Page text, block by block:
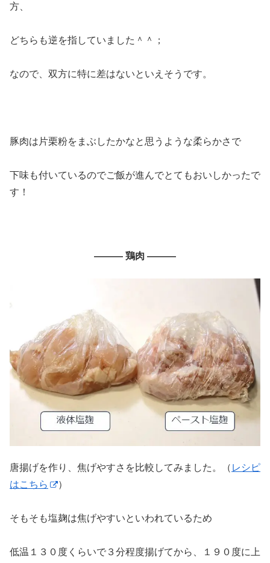
方、
どちらも逆を指していました＾＾；
なので、双方に特に差はないといえそうです。
豚肉は片栗粉をまぶしたかなと思うような柔らかさで
下味も付いているのでご飯が進んでとてもおいしかったで
す！
——— 鶏肉 ———
唐揚げを作り、焦げやすさを比較してみました。（ レシピ
はこちら
）
そもそも塩麹は焦げやすいといわれているため
低温１３０度くらいで３分程度揚げてから、１９０度に上